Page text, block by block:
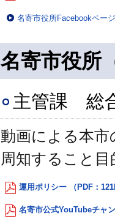
名寄市役所Facebookページ
名寄市役所
主管課 総
動画による本
周知すること
運用ポリシー （PDF：
名寄市公式YouTubeチャ